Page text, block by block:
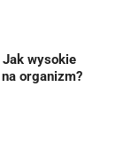
wysokie
organizm?